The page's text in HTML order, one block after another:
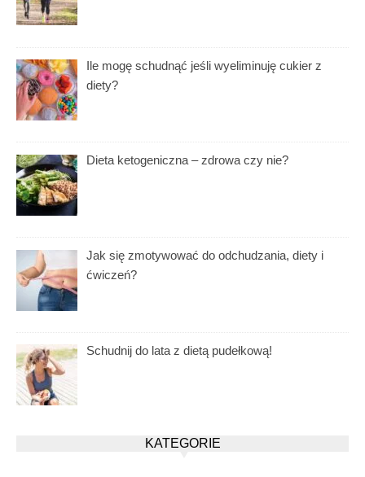
Ile mogę schudnąć jeśli wyeliminuję cukier z
diety?
Dieta ketogeniczna – zdrowa czy nie?
Jak się zmotywować do odchudzania, diety i
ćwiczeń?
Schudnij do lata z dietą pudełkową!
KATEGORIE